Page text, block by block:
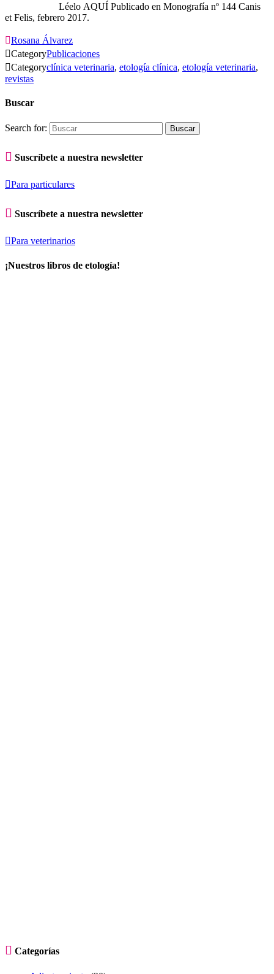
Léelo AQUÍ Publicado en Monografía nº 144 Canis
et Felis, febrero 2017.
Rosana Álvarez
CategoryPublicaciones
Categoryclínica veterinaria, etología clínica, etología veterinaria,
revistas
Buscar
Search for:
 Suscríbete a nuestra newsletter
Para particulares
 Suscríbete a nuestra newsletter
Para veterinarios
¡Nuestros libros de etología!
 Categorías